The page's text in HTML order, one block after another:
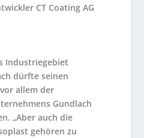
CT Coating AG
Industriegebiet
dürfte seinen
allem der
Gundlach
„Aber auch die
gehören zu